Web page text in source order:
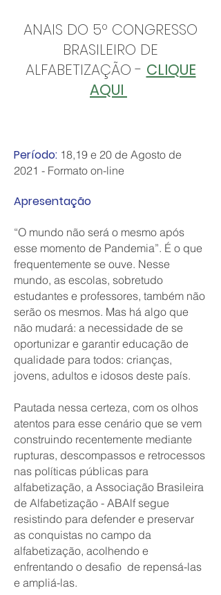
ANAIS DO 5º CONGRESSO
BRASILEIRO DE
ALFABETIZAÇÃO - CLIQUE
AQUI
Período: 18,19 e 20 de Agosto de
2021 - Formato on-line
Apresentação
“O mundo não será o mesmo após
esse momento de Pandemia”. É o que
frequentemente se ouve. Nesse
mundo, as escolas, sobretudo
estudantes e professores, também não
serão os mesmos. Mas há algo que
não mudará: a necessidade de se
oportunizar e garantir educação de
qualidade para todos: crianças,
jovens, adultos e idosos deste país.
Pautada nessa certeza, com os olhos
atentos para esse cenário que se vem
construindo recentemente mediante
rupturas, descompassos e retrocessos
nas políticas públicas para
alfabetização, a Associação Brasileira
de Alfabetização - ABAlf segue
resistindo para defender e preservar
as conquistas no campo da
alfabetização, acolhendo e
enfrentando o desafio de repensá-las
e ampliá-las.